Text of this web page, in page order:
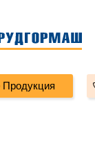
Продукция